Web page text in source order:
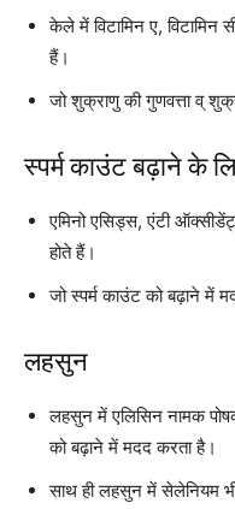
केले में विटामिन ए, विटामिन
हैं।
जो शुक्राणु की गुणवत्ता व्
स्पर्म काउंट बढ़ाने के
एमिनो एसिड्स, एंटी
होते हैं।
जो स्पर्म काउंट को बढ़ाने में
लहसुन
लहसुन में एलिसिन नामक
को बढ़ाने में मदद करता है।
साथ ही लहसुन में सेलेनियम